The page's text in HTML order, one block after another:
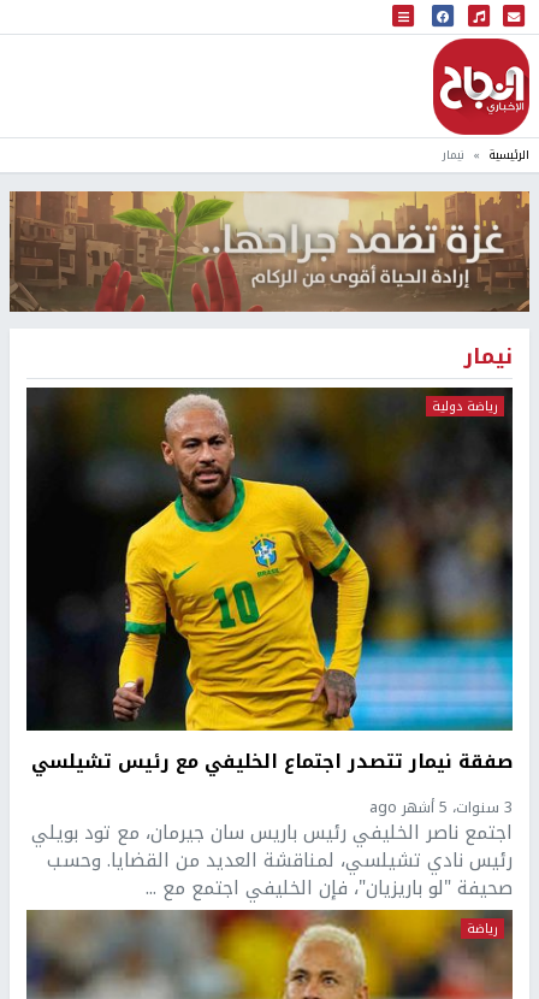
البث المباشر
إذاعة النجاح
الرئيسية نيمار
نيمار
رياضة دولية
صفقة نيمار تتصدر اجتماع الخليفي مع رئيس تشيلسي
3 سنوات، 5 أشهر ago
اجتمع ناصر الخليفي رئيس باريس سان جيرمان، مع تود بويلي
رئيس نادي تشيلسي، لمناقشة العديد من القضايا. وحسب
صحيفة "لو باريزيان"، فإن الخليفي اجتمع مع ...
رياضة